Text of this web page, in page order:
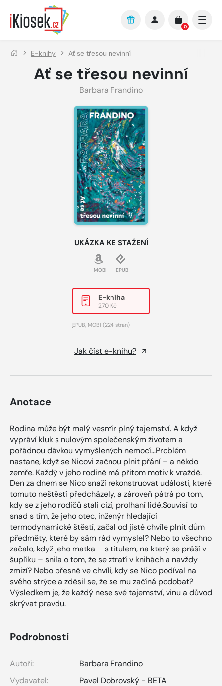
Přejít na hlavní obsah
0
E-knihy Ať se třesou nevinní
Ať se třesou nevinní
Barbara Frandino
UKÁZKA KE STAŽENÍ
MOBI EPUB
E-kniha
270 Kč
EPUB, MOBI (224 stran)
Jak číst e-knihu?
Anotace
Rodina může být malý vesmír plný tajemství. A když
vypráví kluk s nulovým společenským životem a
pořádnou dávkou vymyšlených nemocí…Problém
nastane, když se Nicovi začnou plnit přání – a někdo
zemře. Každý v jeho rodině má přitom motiv k vraždě.
Den za dnem se Nico snaží rekonstruovat události, které
tomuto neštěstí předcházely, a zároveň pátrá po tom,
kdy se z jeho rodičů stali cizí, prolhaní lidé.Souvisí to
snad s tím, že jeho otec, inženýr hledající
termodynamické štěstí, začal od jisté chvíle plnit dům
předměty, které by sám rád vymyslel? Nebo to všechno
začalo, když jeho matka – s titulem, na který se práší v
šuplíku – snila o tom, že se ztratí v knihách a navždy
zmizí? Nebo přesně ve chvíli, kdy se Nico podíval na
svého strýce a zděsil se, že se mu začíná podobat?
Výsledkem je, že každý nese své tajemství, vinu a důvod
skrývat pravdu.
Podrobnosti
Autoři:
Barbara Frandino
Vydavatel:
Pavel Dobrovský - BETA